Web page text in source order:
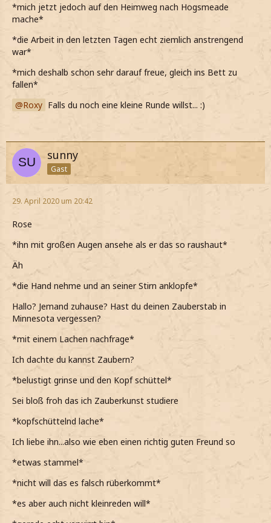
*mich jetzt jedoch auf den Heimweg nach Hogsmeade
mache*
*die Arbeit in den letzten Tagen echt ziemlich anstrengend
war*
*mich deshalb schon sehr darauf freue, gleich ins Bett zu
fallen*
Roxy Falls du noch eine kleine Runde willst... :)
sunny
Gast
29. April 2020 um 20:42
Rose
*ihn mit großen Augen ansehe als er das so raushaut*
Äh
*die Hand nehme und an seiner Stirn anklopfe*
Hallo? Jemand zuhause? Hast du deinen Zauberstab in
Minnesota vergessen?
*mit einem Lachen nachfrage*
Ich dachte du kannst Zaubern?
*belustigt grinse und den Kopf schüttel*
Sei bloß froh das ich Zauberkunst studiere
*kopfschüttelnd lache*
Ich liebe ihn...also wie eben einen richtig guten Freund so
*etwas stammel*
*nicht will das es falsch rüberkommt*
*es aber auch nicht kleinreden will*